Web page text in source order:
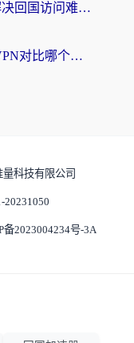
海外党必看：yy vpn真能解决回国访问难题？附云极initap测评+免费方案对比
穿梭VPN好用吗？和快滚VPN对比哪个回国效果更好？海外党选回国加速器必看指南
科技有限公司
20231050
2023004234号-3A